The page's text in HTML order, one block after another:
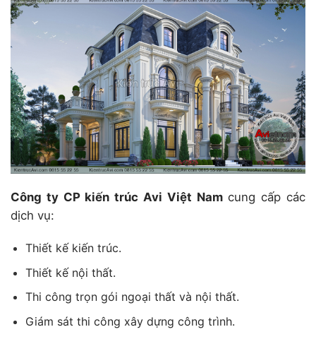
Công ty CP kiến trúc Avi Việt Namcung cấp các
dịch vụ:
Thiết kế kiến trúc.
Thiết kế nội thất.
Thi công trọn gói ngoại thất và nội thất.
Giám sát thi công xây dựng công trình.